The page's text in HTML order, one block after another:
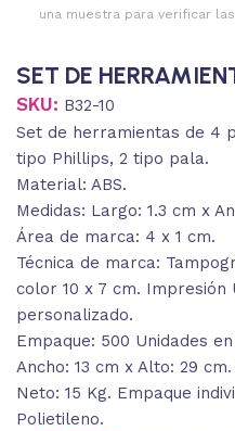
una muestra para verificar
SET DE
SKU: B32-10
Set de herramientas de 4
tipo Phillips, 2 tipo pala.
Material: ABS.
Medidas: Largo: 1.3 cm x
Área de marca: 4 x 1 cm.
Técnica de marca:
color 10 x 7 cm. Impresión
personalizado.
Empaque: 500 Unidades
Ancho: 13 cm x Alto: 29
Neto: 15 Kg. Empaque
Polietileno.